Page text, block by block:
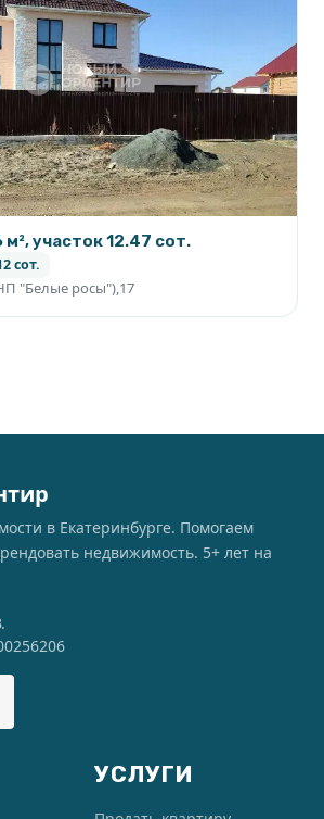
участок 12.47 сот.
сот.
"Белые росы"),17
в Екатеринбурге. Помогаем
недвижимость. 5+ лет на
УСЛУГИ